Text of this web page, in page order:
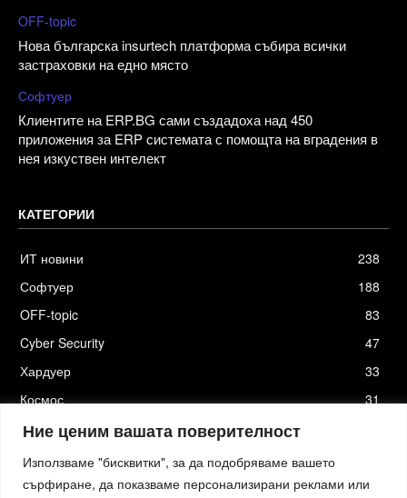
Ние ценим вашата поверителност
Използваме "бисквитки", за да подобряваме вашето
сърфиране, да показваме персонализирани реклами или
OFF-topic
Нова българска insurtech платформа събира всички
застраховки на едно място
Софтуер
Клиентите на ERP.BG сами създадоха над 450
приложения за ERP системата с помощта на вградения в
нея изкуствен интелект
КАТЕГОРИИ
ИТ новини
238
Софтуер
188
OFF-topic
83
Cyber Security
47
Хардуер
33
Космос
31
Стартъпи